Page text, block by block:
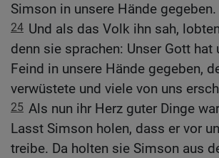
Simson in unsere Hände gegeben.
24 Und als das Volk ihn sah,
denn sie sprachen: Unser Gott hat
Feind in unsere Hände gegeben,
verwüstete und viele von uns
25 Als nun ihr Herz guter Dinge
Lasst Simson holen, dass er vor
treibe. Da holten sie Simson aus